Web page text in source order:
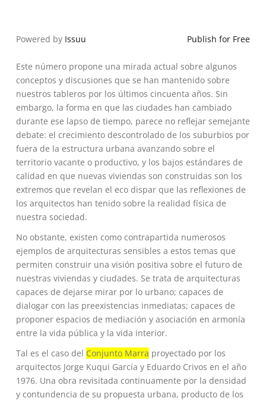
Powered by Issuu Publish for Free
Este número propone una mirada actual sobre algunos
conceptos y discusiones que se han mantenido sobre
nuestros tableros por los últimos cincuenta años. Sin
embargo, la forma en que las ciudades han cambiado
durante ese lapso de tiempo, parece no reflejar semejante
debate: el crecimiento descontrolado de los suburbios por
fuera de la estructura urbana avanzando sobre el
territorio vacante o productivo, y los bajos estándares de
calidad en que nuevas viviendas son construidas son los
extremos que revelan el eco dispar que las reflexiones de
los arquitectos han tenido sobre la realidad física de
nuestra sociedad.
No obstante, existen como contrapartida numerosos
ejemplos de arquitecturas sensibles a estos temas que
permiten construir una visión positiva sobre el futuro de
nuestras viviendas y ciudades. Se trata de arquitecturas
capaces de dejarse mirar por lo urbano; capaces de
dialogar con las preexistencias inmediatas; capaces de
proponer espacios de mediación y asociación en armonía
entre la vida pública y la vida interior.
Tal es el caso del Conjunto Marra proyectado por los
arquitectos Jorge Kuqui García y Eduardo Crivos en el año
1976. Una obra revisitada continuamente por la densidad
y contundencia de su propuesta urbana, producto de los